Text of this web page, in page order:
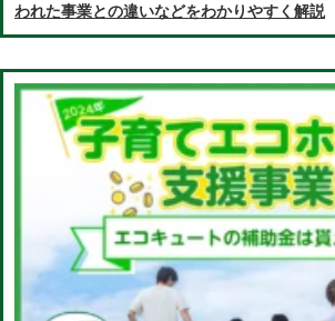
われた事業との違いなどをわかりやすく解説